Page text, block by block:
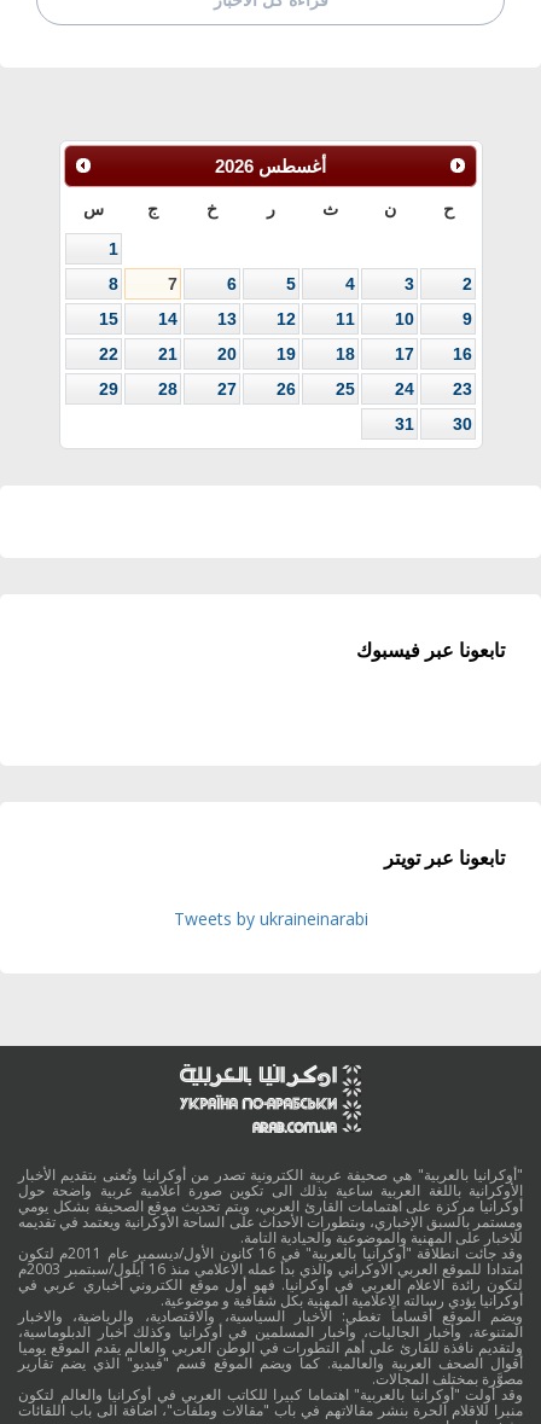
أغسطس 2026
ح ن ث ر خ ج س
1
2
3
4
5
6
7
8
9
10
11
12
13
14
15
16
17
18
19
20
21
22
23
24
25
26
27
28
29
30
31
تابعونا عبر فيسبوك
تابعونا عبر تويتر
Tweets by ukraineinarabi
"أوكرانيا بالعربية" هي صحيفة عربية الكترونية تصدر من أوكرانيا وتُعنى بتقديم الأخبار
الأوكرانية باللغة العربية ساعية بذلك الى تكوين صورة اعلامية عربية واضحة حول
أوكرانيا مركزة على اهتمامات القارئ العربي، ويتم تحديث موقع الصحيفة بشكل يومي
ومستمر بالسبق الإخباري، وبتطورات الأحداث على الساحة الأوكرانية ويعتمد في تقديمه
للاخبار على المهنية والموضوعية والحيادية التامة.
وقد جائت انطلاقة "أوكرانيا بالعربية" في 16 كانون الأول/ديسمبر عام 2011م لتكون
امتدادا للموقع العربي الاوكراني والذي بدأ عمله الاعلامي منذ 16 أيلول/سبتمبر 2003م
لتكون رائدة الاعلام العربي في أوكرانيا. فهو أول موقع الكتروني أخباري عربي في
أوكرانيا يؤدي رسالته الاعلامية المهنية بكل شفافية و موضوعية.
ويضم الموقع أقساماً تغطي: الأخبار السياسية، والاقتصادية، والرياضية، والاخبار
المتنوعة، وأخبار الجاليات، وأخبار المسلمين في أوكرانيا وكذلك أخبار الدبلوماسية،
ولتقديم نافذة للقارئ على أهم التطورات في الوطن العربي والعالم يقدم الموقع يوميا
أقوال الصحف العربية والعالمية. كما ويضم الموقع قسم "فيديو" الذي يضم تقارير
مصوَّرة بمختلف المجالات.
وقد أولت "أوكرانيا بالعربية" اهتماما كبيرا للكاتب العربي في أوكرانيا والعالم لتكون
منبرا للاقلام الحرة بنشر مقالاتهم في باب "مقالات وملفات"، اضافة الى باب اللقائات